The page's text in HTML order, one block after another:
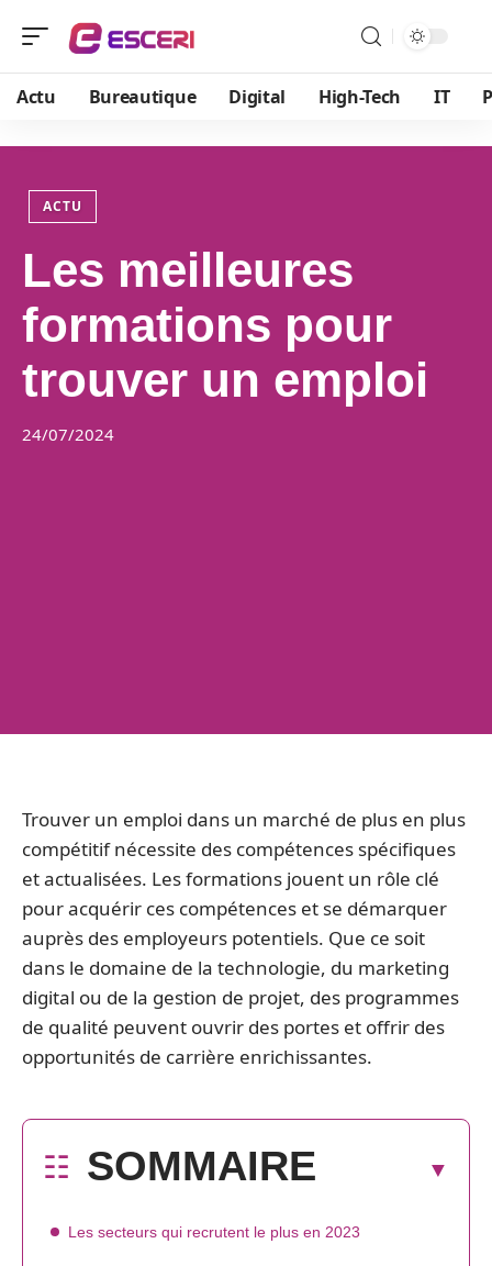
Actu Bureautique Digital High-Tech IT
ACTU
Les meilleures
formations pour
trouver un emploi
24/07/2024
Trouver un emploi dans un marché de plus en plus
compétitif nécessite des compétences spécifiques
et actualisées. Les formations jouent un rôle clé
pour acquérir ces compétences et se démarquer
auprès des employeurs potentiels. Que ce soit
dans le domaine de la technologie, du marketing
digital ou de la gestion de projet, des programmes
de qualité peuvent ouvrir des portes et offrir des
opportunités de carrière enrichissantes.
SOMMAIRE
Les secteurs qui recrutent le plus en 2023